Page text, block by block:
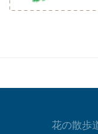
花の散歩